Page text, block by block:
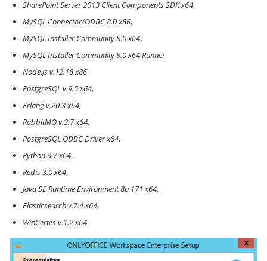
SharePoint Server 2013 Client Components SDK x64,
MySQL Connector/ODBC 8.0 x86,
MySQL Installer Community 8.0 x64,
MySQL Installer Community 8.0 x64 Runner
Node.js v.12.18 x86,
PostgreSQL v.9.5 x64,
Erlang v.20.3 x64,
RabbitMQ v.3.7 x64,
PostgreSQL ODBC Driver x64,
Python 3.7 x64,
Redis 3.0 x64,
Java SE Runtime Environment 8u 171 x64,
Elasticsearch v.7.4 x64,
WinCertes v.1.2 x64.